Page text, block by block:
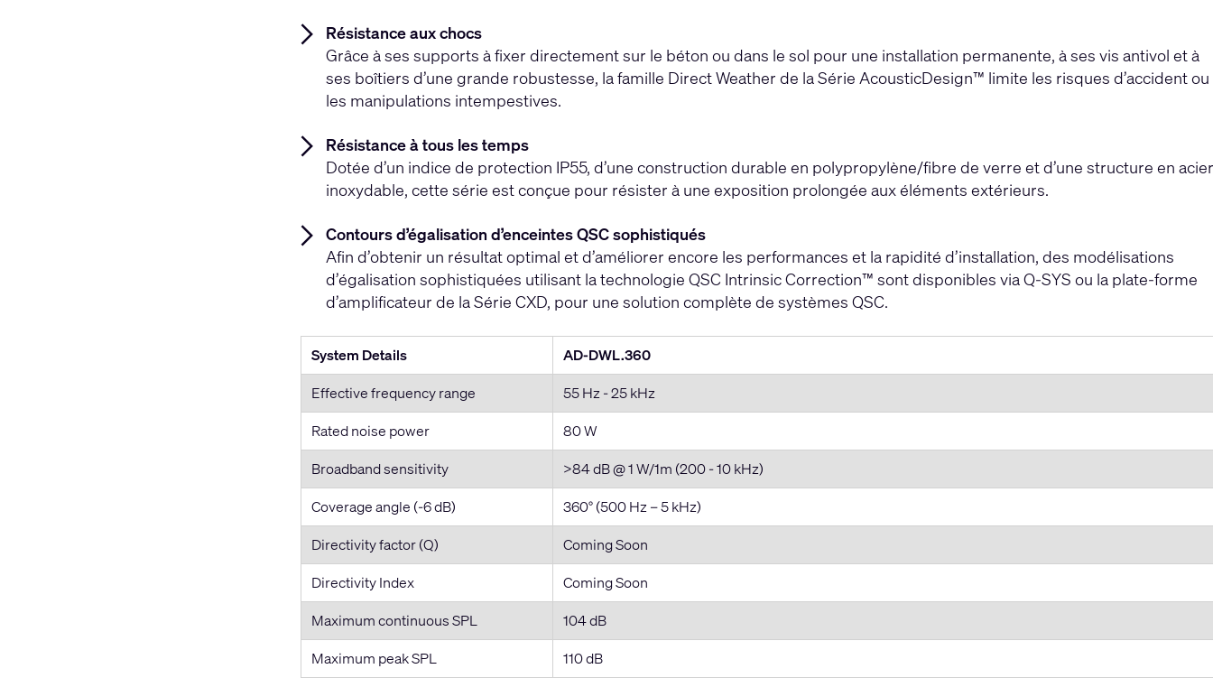
Résistance aux chocs
Grâce à ses supports à fixer directement sur le béton ou dans le sol pour une installation permanente, à ses vis antivol et à
ses boîtiers d’une grande robustesse, la famille Direct Weather de la Série AcousticDesign™ limite les risques d’accident ou
les manipulations intempestives.
Résistance à tous les temps
Dotée d’un indice de protection IP55, d’une construction durable en polypropylène/fibre de verre et d’une structure en acier
inoxydable, cette série est conçue pour résister à une exposition prolongée aux éléments extérieurs.
Contours d’égalisation d’enceintes QSC sophistiqués
Afin d’obtenir un résultat optimal et d’améliorer encore les performances et la rapidité d’installation, des modélisations
d’égalisation sophistiquées utilisant la technologie QSC Intrinsic Correction™ sont disponibles via Q-SYS ou la plate-forme
d’amplificateur de la Série CXD, pour une solution complète de systèmes QSC.
System Details
AD-DWL.360
Effective frequency range
55 Hz - 25 kHz
Rated noise power
80 W
Broadband sensitivity
>84 dB @ 1 W/1m (200 - 10 kHz)
Coverage angle (-6 dB)
360° (500 Hz – 5 kHz)
Directivity factor (Q)
Coming Soon
Directivity Index
Coming Soon
Maximum continuous SPL
104 dB
Maximum peak SPL
110 dB